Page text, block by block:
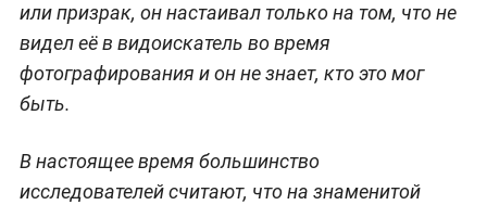
или призрак, он настаивал только на том, что не
видел её в видоискатель во время
фотографирования и он не знает, кто это мог
быть.
В настоящее время большинство
исследователей считают, что на знаменитой